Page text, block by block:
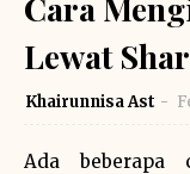
Lewat
Khairunnisa Ast
Ada beberapa